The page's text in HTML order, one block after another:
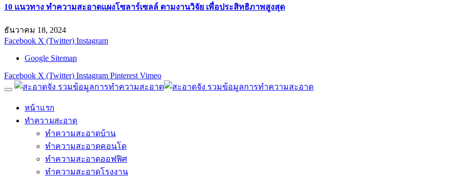
10 แนวทาง ทำความสะอาดแผงโซลาร์เซลล์ ตามงานวิจัย เพื่อประสิทธิภาพสูงสุด
ธันวาคม 18, 2024
Facebook X (Twitter) Instagram
Google Sitemap
Facebook X (Twitter) Instagram Pinterest Vimeo
หน้าแรก
ทำความสะอาด
ทำความสะอาดบ้าน
ทำความสะอาดคอนโด
ทำความสะอาดออฟฟิศ
ทำความสะอาดโรงงาน